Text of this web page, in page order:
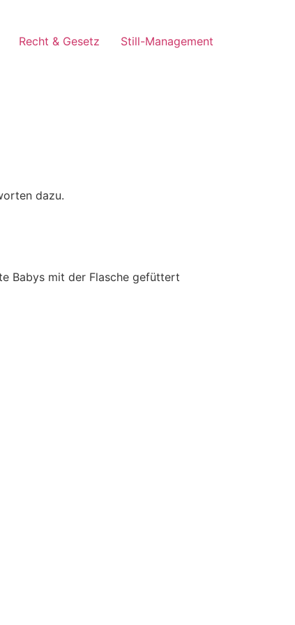
Recht & Gesetz Still-Management
dazu.
Babys mit der Flasche gefüttert